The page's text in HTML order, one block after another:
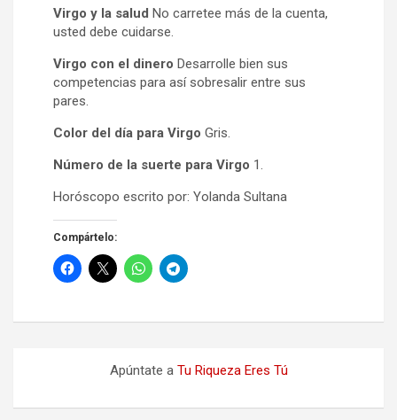
Virgo y la salud No carretee más de la cuenta,
usted debe cuidarse.
Virgo con el dinero Desarrolle bien sus
competencias para así sobresalir entre sus
pares.
Color del día para Virgo Gris.
Número de la suerte para Virgo 1.
Horóscopo escrito por: Yolanda Sultana
Compártelo:
Apúntate a Tu Riqueza Eres Tú